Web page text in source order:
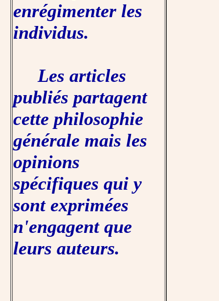
enrégimenter les
individus.
Les articles
publiés partagent
cette philosophie
générale mais les
opinions
spécifiques qui y
sont exprimées
n'engagent que
leurs auteurs.